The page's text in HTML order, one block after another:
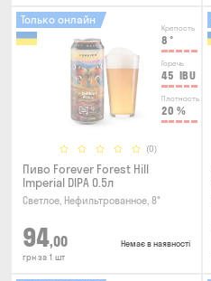
Крепость
8 °
Горечь
45 IBU
Плотность
20 %
(0)
Только онлайн
Пиво Forever Forest Hill
Imperial DIPA 0.5л
Светлое, Нефильтрованное, 8°
94,00
грн за 1 шт
Немає в наявності